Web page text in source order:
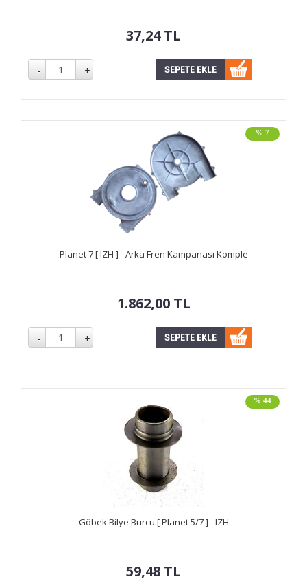
37,24TL
% 7
Planet 7 [ IZH ] - Arka Fren Kampanası Komple
1.862,00 TL
% 44
Göbek Bilye Burcu [ Planet 5/7 ] - IZH
59,48 TL